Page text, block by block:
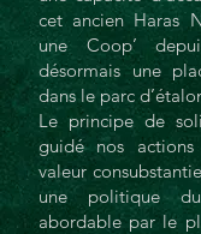
cet ancien Haras
une Coop’
désormais une
dans le parc
Le principe de
guidé nos
valeur
une politique
abordable par le